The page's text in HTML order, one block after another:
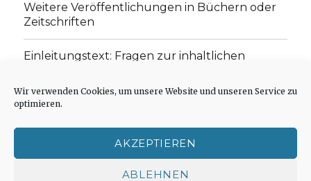
Wir verwenden Cookies, um unsere Website und unseren Service zu
optimieren.
AKZEPTIEREN
ABLEHNEN
Weitere Veröffentlichungen in Büchern oder
Zeitschriften
Einleitungstext: Fragen zur inhaltlichen
„schwachen Glaubens“
Cookie-Richtlinie (EU)